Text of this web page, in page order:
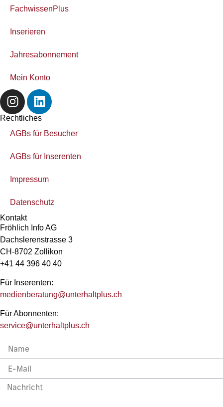
FachwissenPlus
Inserieren
Jahresabonnement
Mein Konto
Rechtliches
AGBs für Besucher
AGBs für Inserenten
Impressum
Datenschutz
Kontakt
Fröhlich Info AG
Dachslerenstrasse 3
CH-8702 Zollikon
+41 44 396 40 40
Für Inserenten:
medienberatung@unterhaltplus.ch
Für Abonnenten:
service@unterhaltplus.ch